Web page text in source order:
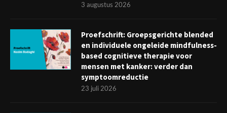
3 augustus 2026
Proefschrift: Groepsgerichte blended
en individuele ongeleide mindfulness-
based cognitieve therapie voor
mensen met kanker: verder dan
symptoomreductie
23 juli 2026